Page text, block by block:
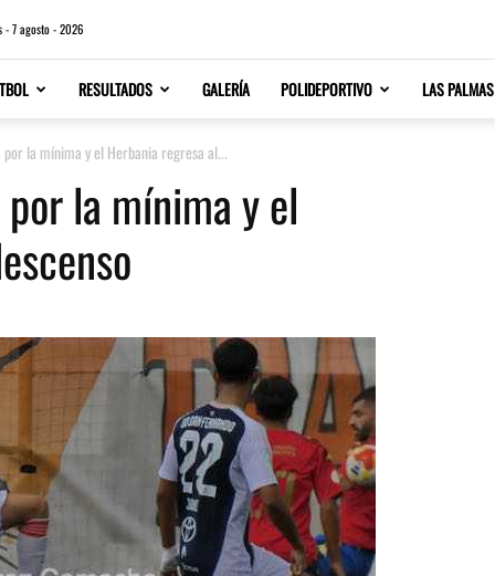
- 7 agosto - 2026
RESULTADOS GALERÍA POLIDEPORTIVO LAS PALMAS
por la mínima y el Herbania regresa al...
por la mínima y el